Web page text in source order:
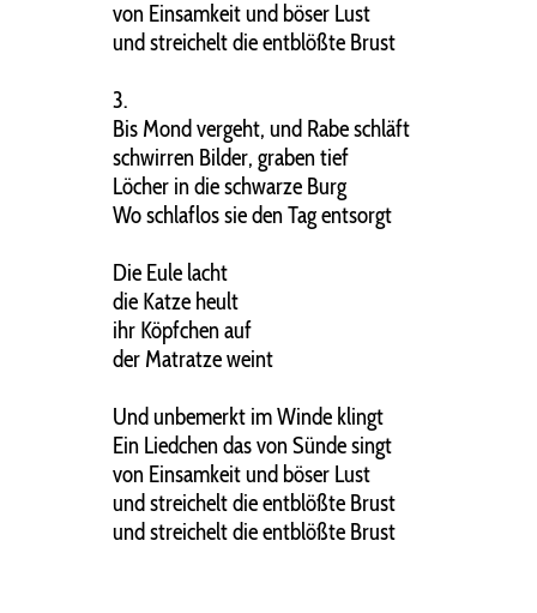
von Einsamkeit und böser Lust
und streichelt die entblößte Brust
3.
Bis Mond vergeht, und Rabe schläft
schwirren Bilder, graben tief
Löcher in die schwarze Burg
Wo schlaflos sie den Tag entsorgt
Die Eule lacht
die Katze heult
ihr Köpfchen auf
der Matratze weint
Und unbemerkt im Winde klingt
Ein Liedchen das von Sünde singt
von Einsamkeit und böser Lust
und streichelt die entblößte Brust
und streichelt die entblößte Brust